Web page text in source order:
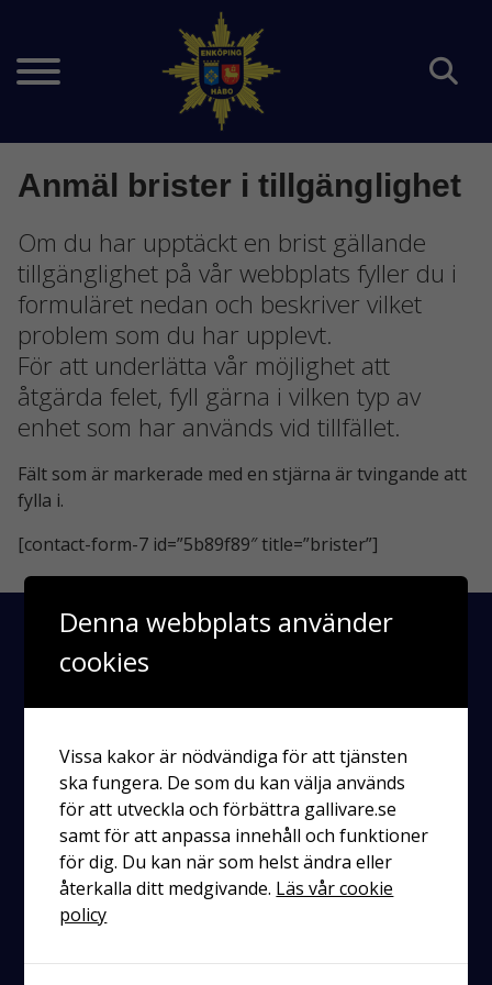
Anmäl brister i tillgänglighet
Om du har upptäckt en brist gällande
tillgänglighet på vår webbplats fyller du i
formuläret nedan och beskriver vilket
problem som du har upplevt.
För att underlätta vår möjlighet att
åtgärda felet, fyll gärna i vilken typ av
enhet som har används vid tillfället.
Fält som är markerade med en stjärna är tvingande att
fylla i.
[contact-form-7 id=”5b89f89″ title=”brister”]
Räddningstjänsten
Enköping-Håbo
Kontakt
Postadress
Denna webbplats använder
cookies
Vissa kakor är nödvändiga för att tjänsten
ska fungera. De som du kan välja används
för att utveckla och förbättra gallivare.se
samt för att anpassa innehåll och funktioner
för dig. Du kan när som helst ändra eller
återkalla ditt medgivande. Läs vår cookie
policy